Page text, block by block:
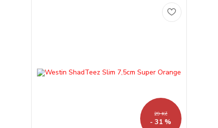
29 Kč
- 31 %